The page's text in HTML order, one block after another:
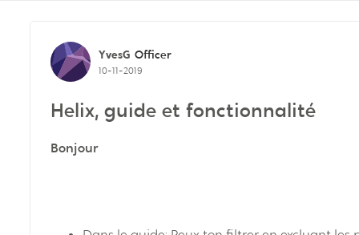
Discussion de forum
YvesG Officer
10-11-2019
Helix, guide et fonctionnalité
Bonjour